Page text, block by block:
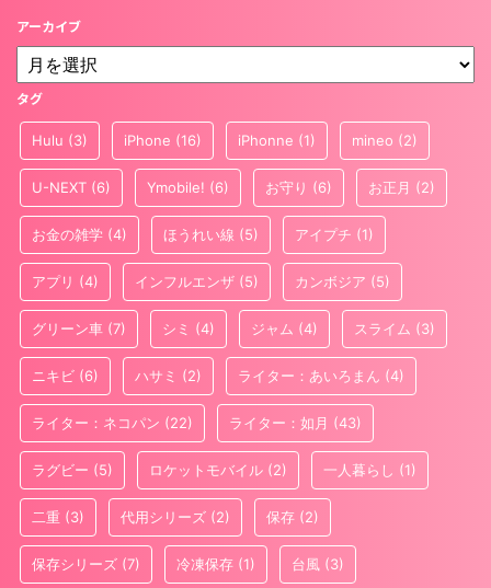
アーカイブ
タグ
Hulu (3) iPhone (16) iPhonne (1) mineo (2)
U-NEXT (6) Ymobile! (6) お守り (6) お正月 (2)
お金の雑学 (4) ほうれい線 (5) アイプチ (1)
アプリ (4) インフルエンザ (5) カンボジア (5)
グリーン車 (7) シミ (4) ジャム (4) スライム (3)
ニキビ (6) ハサミ (2) ライター：あいろまん (4)
ライター：ネコパン (22) ライター：如月 (43)
ラグビー (5) ロケットモバイル (2) 一人暮らし (1)
二重 (3) 代用シリーズ (2) 保存 (2)
保存シリーズ (7) 冷凍保存 (1) 台風 (3)